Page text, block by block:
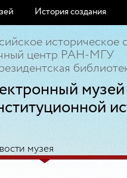
История создания
историческое
центр РАН-МГУ
музей
музея